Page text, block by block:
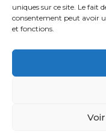
uniques sur ce site. Le fait
consentement peut avoir
et fonctions.
le tennis de table -
aux écoles et aux
housses, chaussures,
Un service proposé par